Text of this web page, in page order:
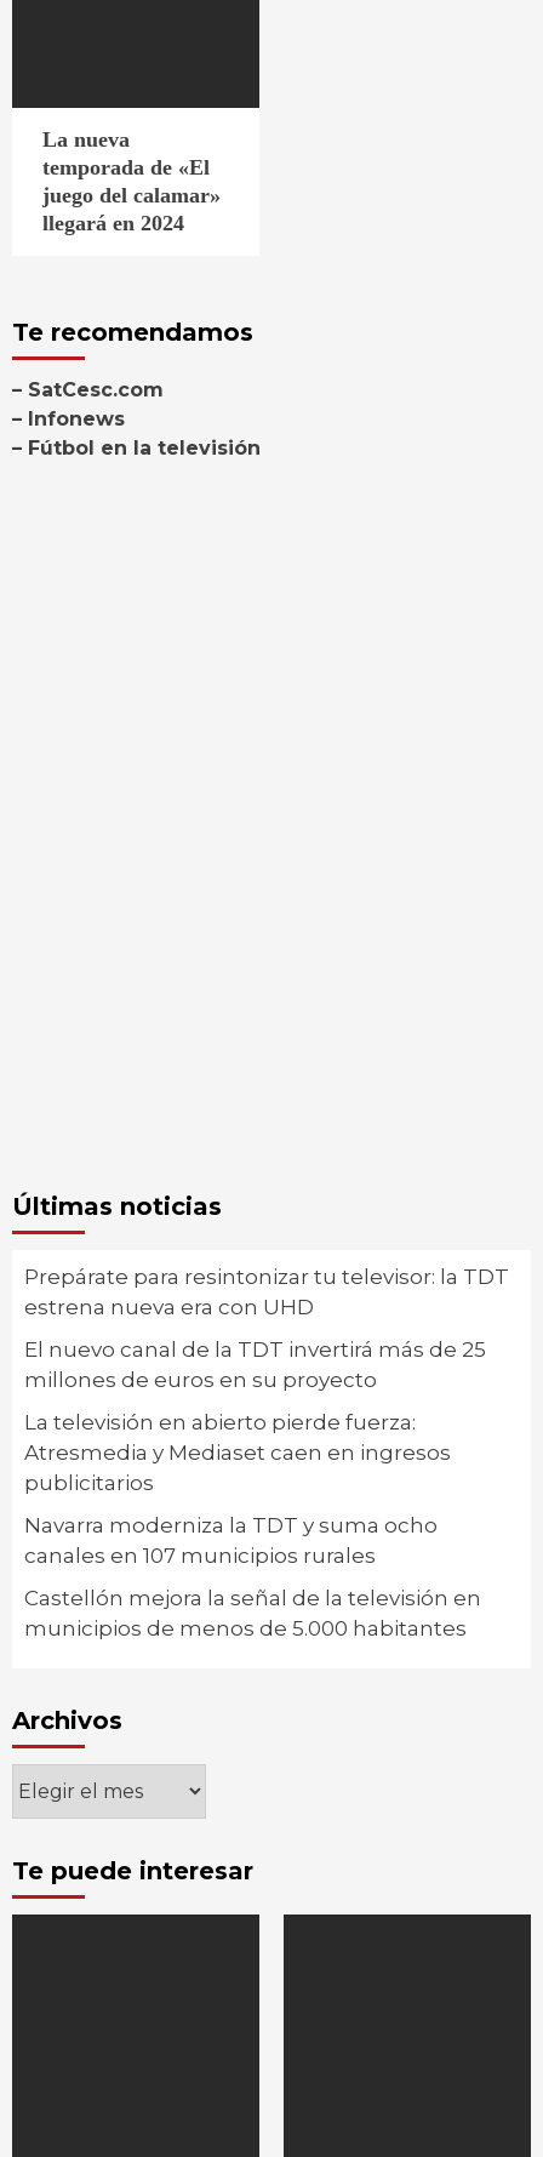
La nueva
temporada de «El
juego del calamar»
llegará en 2024
Te recomendamos
– SatCesc.com
– Infonews
– Fútbol en la televisión
Últimas noticias
Prepárate para resintonizar tu televisor: la TDT
estrena nueva era con UHD
El nuevo canal de la TDT invertirá más de 25
millones de euros en su proyecto
La televisión en abierto pierde fuerza:
Atresmedia y Mediaset caen en ingresos
publicitarios
Navarra moderniza la TDT y suma ocho
canales en 107 municipios rurales
Castellón mejora la señal de la televisión en
municipios de menos de 5.000 habitantes
Archivos
Archivos
Te puede interesar